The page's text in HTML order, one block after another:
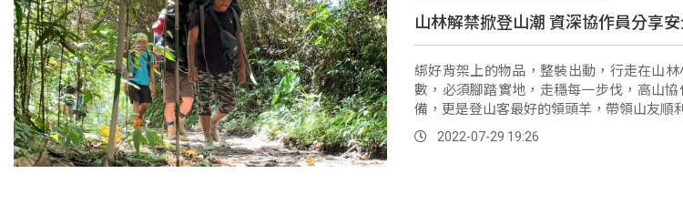
山林解禁掀登山潮 資深協作員分享
綁好背架上的物品，整裝出動，行走在山
數，必須腳踏實地，走穩每一步伐，高山
備，更是登山客最好的領頭羊，帶領山友順
2022-07-29 19:26